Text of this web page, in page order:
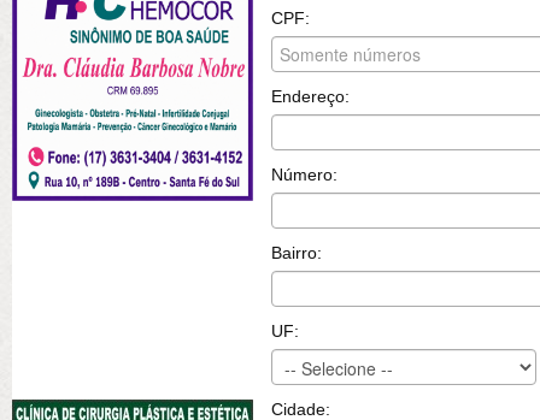
CPF:
Endereço:
Número:
Bairro:
UF:
Cidade: